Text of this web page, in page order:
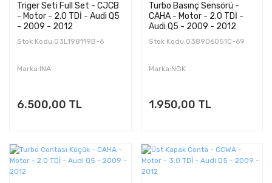
Triger Seti Full Set - CJCB
- Motor - 2.0 TDİ - Audi Q5
- 2009 - 2012
Stok Kodu:03L198119B-6
Marka:INA
6.500,00 TL
Turbo Basınç Sensörü -
CAHA - Motor - 2.0 TDİ -
Audi Q5 - 2009 - 2012
Stok Kodu:038906051C-69
Marka:NGK
1.950,00 TL